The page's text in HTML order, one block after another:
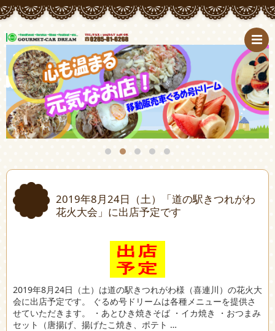
2019年8月24日（土）「道の駅きつれがわ
花火大会」に出店予定です
2019年8月24日（土）は道の駅きつれがわ様（喜連川）の花火大
会に出店予定です。 ぐるめ号ドリームは各種メニューを提供さ
せていただきます。 ・あとひき焼きそば ・イカ焼き ・おつまみ
セット（唐揚げ、揚げたこ焼き、ポテト …